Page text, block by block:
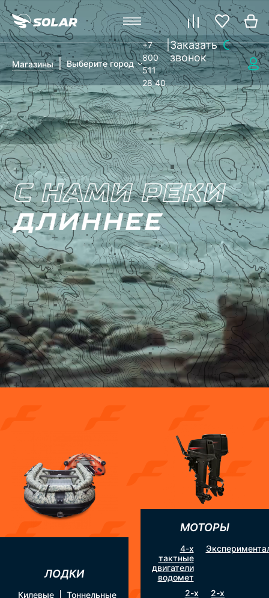
Магазины | Выберите город
+7
800
511
28 40
|Заказать
звонок
ЛОДКИ
Килевые
Тоннельные
МОТОРЫ
4-х
тактные
двигатели
водомет
2-х
2-х